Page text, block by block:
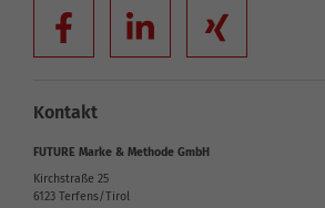
Kontakt
FUTURE Marke & Methode GmbH
Kirchstraße 25
6123 Terfens/Tirol